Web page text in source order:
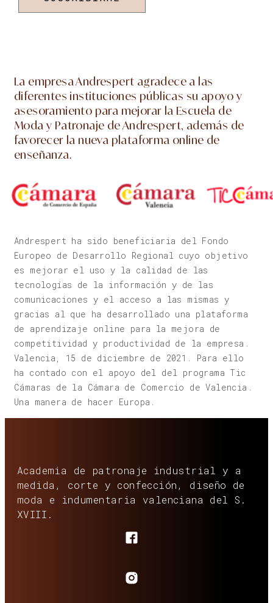
La empresa Andrespert agradece a las
diferentes instituciones públicas su apoyo y
asesoramiento para mejorar la Escuela de
Moda y Patronaje de Andrespert, además de
favorecer la nueva plataforma online de
enseñanza.
Andrespert ha sido beneficiaria del Fondo
Europeo de Desarrollo Regional cuyo objetivo
es mejorar el uso y la calidad de las
tecnologías de la información y de las
comunicaciones y el acceso a las mismas y
gracias al que ha desarrollado una plataforma
de aprendizaje online para la mejora de
competitividad y productividad de la empresa.
Valencia, 15 de diciembre de 2021. Para ello
ha contado con el apoyo del del programa Tic
Cámaras de la Cámara de Comercio de Valencia.
Una manera de hacer Europa.
Academia de patronaje industrial y a
medida, corte y confección, diseño de
moda e indumentaria valenciana del S.
XVIII.